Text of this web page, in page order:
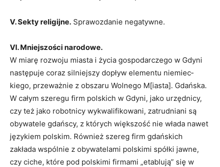
V. Sekty religijne. Sprawozdanie negatywne.
VI. Mniejszości narodowe.
W miarę rozwoju miasta i życia gospodarczego w Gdyni
następuje coraz silniejszy dopływ elementu niemiec­
kiego, przeważnie z obszaru Wolnego M[iasta]. Gdańska.
W całym szeregu firm polskich w Gdyni, jako urzędnicy,
czy też jako robotnicy wykwalifikowani, zatrudniani są
obywatele gdańscy, z których większość nie włada nawet
językiem polskim. Również szereg firm gdańskich
zakłada wspólnie z obywatelami polskimi spółki jawne,
czy ciche, które pod polskimi firmami „etablują” się w